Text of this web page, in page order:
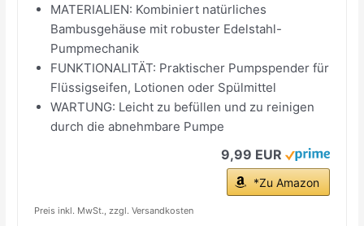
MATERIALIEN: Kombiniert natürliches
Bambusgehäuse mit robuster Edelstahl-
Pumpmechanik
FUNKTIONALITÄT: Praktischer Pumpspender für
Flüssigseifen, Lotionen oder Spülmittel
WARTUNG: Leicht zu befüllen und zu reinigen
durch die abnehmbare Pumpe
9,99 EUR
*Zu Amazon
Preis inkl. MwSt., zzgl. Versandkosten